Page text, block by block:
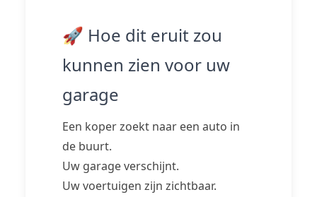
🚀 Hoe dit eruit zou
kunnen zien voor uw
garage
Een koper zoekt naar een auto in
de buurt.
Uw garage verschijnt.
Uw voertuigen zijn zichtbaar.